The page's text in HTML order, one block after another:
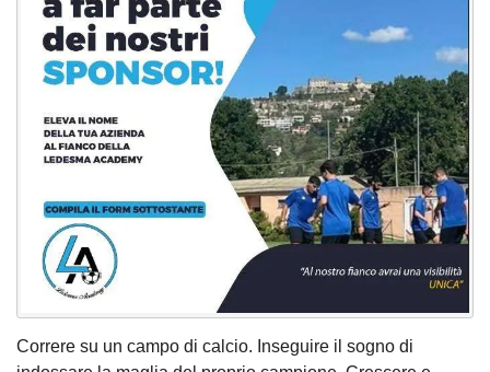
Correre su un campo di calcio. Inseguire il sogno di